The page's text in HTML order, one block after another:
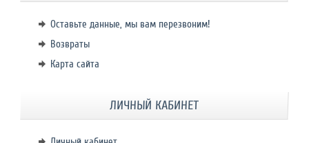
Оставьте данные, мы вам перезвоним!
Возвраты
Карта сайта
ЛИЧНЫЙ КАБИНЕТ